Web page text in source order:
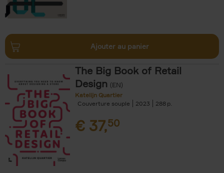
Ajouter au panier
The Big Book of Retail
Design (EN)
Katelijn Quartier
Couverture souple
2023 288
€ 37,50